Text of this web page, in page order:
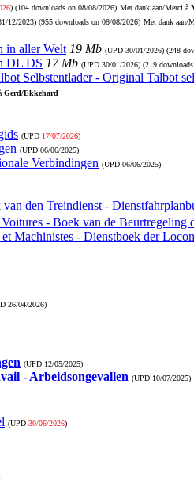
) (104 downloads on 08/08/2026) Met dank aan/Merci à
12/2023) (955 downloads on 08/08/2026) Met dank aan/
in aller Welt 19 Mb (UPD 30/01/2026) (248
DL DS 17 Mb (UPD 30/01/2026) (219
Selbstentlader - Original Talbot
Gerd/Ekkehard
(UPD 17/07/2026)
(UPD 06/06/2025)
Verbindingen (UPD 06/06/2025)
den Treindienst -
- Boek van de Beurtregeling
Machinistes - Dienstboek der
26/04/2026)
(UPD 12/05/2025)
- Arbeidsongevallen (UPD 10/07/2025)
(UPD 30/06/2026)